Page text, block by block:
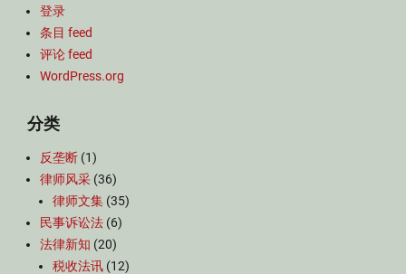
登录
条目 feed
评论 feed
WordPress.org
分类
反垄断 (1)
律师风采 (36)
律师文集 (35)
民事诉讼法 (6)
法律新知 (20)
税收法讯 (12)